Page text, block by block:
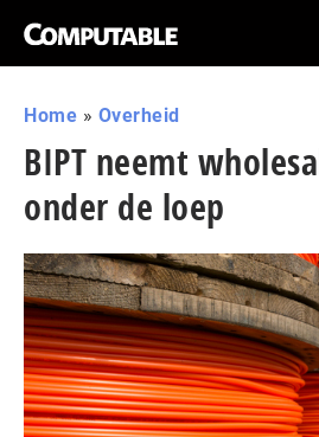
Home » Overheid
BIPT neemt
onder de loep